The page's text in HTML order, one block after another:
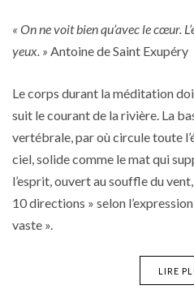
« On ne voit bien qu’avec le cœur.
yeux. » Antoine de Saint Exupéry
Le corps durant la méditation
suit le courant de la rivière. La
vertébrale, par où circule toute
ciel, solide comme le mat qui
l’esprit, ouvert au souffle du vent,
10 directions » selon
vaste ».
LIRE